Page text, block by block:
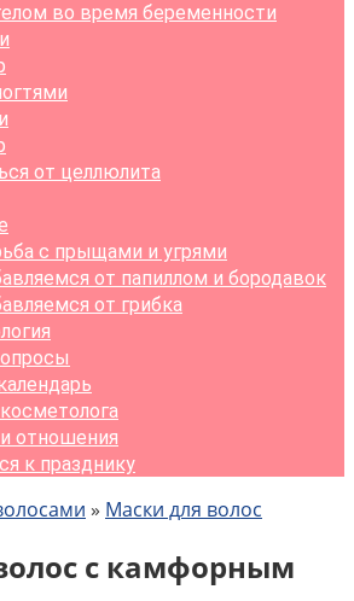
во время беременности
от целлюлита
с прыщами и угрями
от папиллом и бородавок
от грибка
отношения
к празднику
» Маски для волос
с камфорным